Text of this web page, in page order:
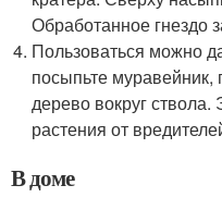
Обработанное гнездо
Пользоваться можно
посыпьте муравейник,
дерево вокруг
растения от
В доме